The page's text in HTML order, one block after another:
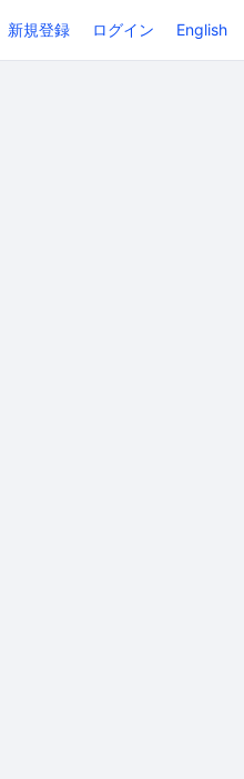
新規登録 ログイン English